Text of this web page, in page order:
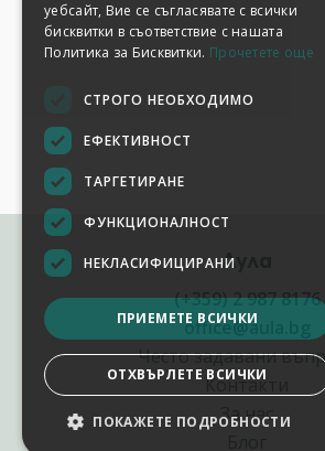
Аула
(+359) 2 987 8176
office@aula.bg
Често задавани
Контакти
За нас
уебсайт, Вие се съгласявате с всички
бисквитки в съответствие с нашата
Политика за Бисквитки. Прочетете още
СТРОГО НЕОБХОДИМО
ЕФЕКТИВНОСТ
ТАРГЕТИРАНЕ
ФУНКЦИОНАЛНОСТ
НЕКЛАСИФИЦИРАНИ
ПРИЕМЕТЕ ВСИЧКИ
ОТХВЪРЛЕТЕ ВСИЧКИ
ПОКАЖЕТЕ ПОДРОБНОСТИ